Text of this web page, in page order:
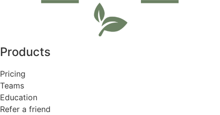
Products
Pricing
Teams
Education
Refer a friend